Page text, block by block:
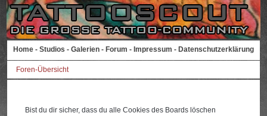
Home - Studios - Galerien - Forum - Impressum - Datenschutzerklärung
Foren-Übersicht
Bist du dir sicher, dass du alle Cookies des Boards löschen